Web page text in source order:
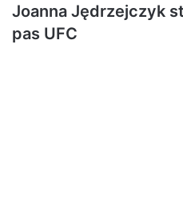
Joanna Jędrzejczyk
pas UFC